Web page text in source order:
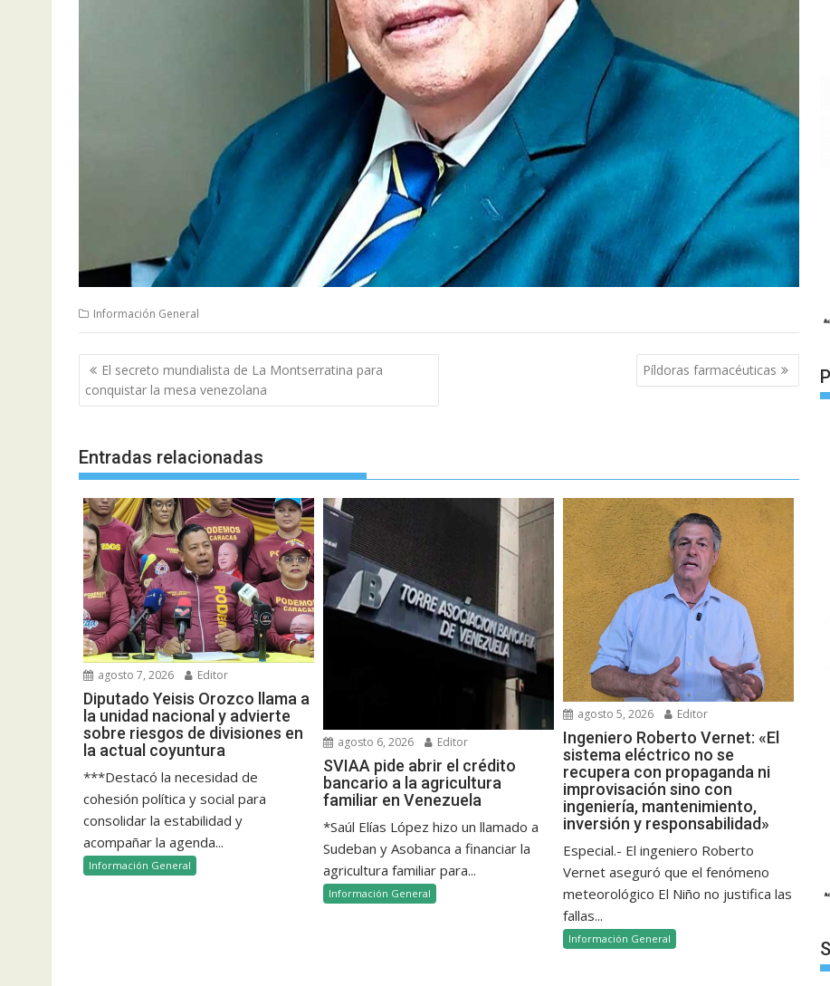
Información General
Navegación
de
entradas
El secreto mundialista de La Montserratina para
conquistar la mesa venezolana
Píldoras farmacéuticas
Entradas relacionadas
agosto 7, 2026 Editor
Diputado Yeisis Orozco llama a
la unidad nacional y advierte
sobre riesgos de divisiones en
la actual coyuntura
***Destacó la necesidad de
cohesión política y social para
consolidar la estabilidad y
acompañar la agenda...
Información General
agosto 6, 2026 Editor
SVIAA pide abrir el crédito
bancario a la agricultura
familiar en Venezuela
*Saúl Elías López hizo un llamado a
Sudeban y Asobanca a financiar la
agricultura familiar para...
Información General
agosto 5, 2026 Editor
Ingeniero Roberto Vernet: «El
sistema eléctrico no se
recupera con propaganda ni
improvisación sino con
ingeniería, mantenimiento,
inversión y responsabilidad»
Especial.- El ingeniero Roberto
Vernet aseguró que el fenómeno
meteorológico El Niño no justifica las
fallas...
Información General